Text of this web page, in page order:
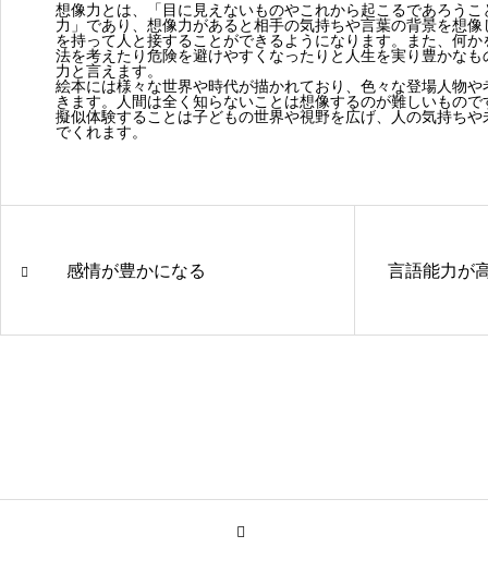
想像力とは、「目に見えないものやこれから起こるであろう
力」であり、想像力があると相手の気持ちや言葉の背景を想
を持って人と接することができるようになります。また、何
法を考えたり危険を避けやすくなったりと人生を実り豊かな
力と言えます。
絵本には様々な世界や時代が描かれており、色々な登場人物
きます。人間は全く知らないことは想像するのが難しいもの
擬似体験することは子どもの世界や視野を広げ、人の気持ち
でくれます。
感情が豊かになる 言語能力が